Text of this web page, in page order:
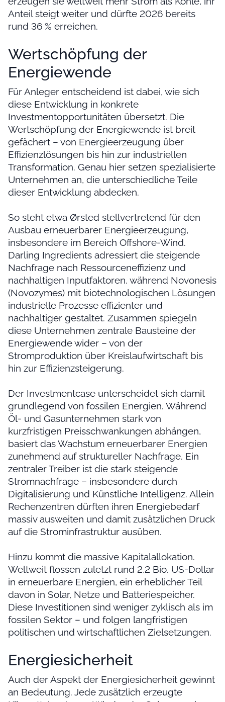
Anteil steigt weiter und dürfte 2026 bereits
rund 36 % erreichen.
Wertschöpfung der
Energiewende
Für Anleger entscheidend ist dabei, wie sich
diese Entwicklung in konkrete
Investmentopportunitäten übersetzt. Die
Wertschöpfung der Energiewende ist breit
gefächert – von Energieerzeugung über
Effizienzlösungen bis hin zur industriellen
Transformation. Genau hier setzen spezialisierte
Unternehmen an, die unterschiedliche Teile
dieser Entwicklung abdecken.
So steht etwa Ørsted stellvertretend für den
Ausbau erneuerbarer Energieerzeugung,
insbesondere im Bereich Offshore-Wind.
Darling Ingredients adressiert die steigende
Nachfrage nach Ressourceneffizienz und
nachhaltigen Inputfaktoren, während Novonesis
(Novozymes) mit biotechnologischen Lösungen
industrielle Prozesse effizienter und
nachhaltiger gestaltet. Zusammen spiegeln
diese Unternehmen zentrale Bausteine der
Energiewende wider – von der
Stromproduktion über Kreislaufwirtschaft bis
hin zur Effizienzsteigerung.
Der Investmentcase unterscheidet sich damit
grundlegend von fossilen Energien. Während
Öl- und Gasunternehmen stark von
kurzfristigen Preisschwankungen abhängen,
basiert das Wachstum erneuerbarer Energien
zunehmend auf struktureller Nachfrage. Ein
zentraler Treiber ist die stark steigende
Stromnachfrage – insbesondere durch
Digitalisierung und Künstliche Intelligenz. Allein
Rechenzentren dürften ihren Energiebedarf
massiv ausweiten und damit zusätzlichen Druck
auf die Strominfrastruktur ausüben.
Hinzu kommt die massive Kapitalallokation.
Weltweit flossen zuletzt rund 2,2 Bio. US-Dollar
in erneuerbare Energien, ein erheblicher Teil
davon in Solar, Netze und Batteriespeicher.
Diese Investitionen sind weniger zyklisch als im
fossilen Sektor – und folgen langfristigen
politischen und wirtschaftlichen Zielsetzungen.
Energiesicherheit
Auch der Aspekt der Energiesicherheit gewinnt
an Bedeutung. Jede zusätzlich erzeugte